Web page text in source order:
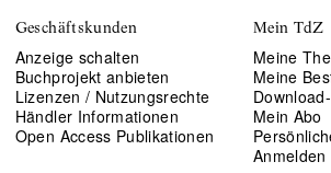
Geschäftskunden
Anzeige schalten
Buchprojekt anbieten
Lizenzen / Nutzungsrechte
Händler Informationen
Open Access Publikationen
Mein TdZ
Meine
Meine
Mein Abo
Anmelden